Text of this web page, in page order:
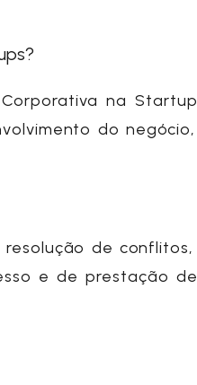
na Startup
do negócio,
de conflitos,
e de prestação de